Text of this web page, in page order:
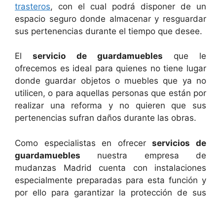
trasteros, con el cual podrá disponer de un
espacio seguro donde almacenar y resguardar
sus pertenencias durante el tiempo que desee.
Elservicio de guardamuebles que le
ofrecemos es ideal para quienes no tiene lugar
donde guardar objetos o muebles que ya no
utilicen, o para aquellas personas que están por
realizar una reforma y no quieren que sus
pertenencias sufran daños durante las obras.
Como especialistas en ofrecerservicios de
guardamuebles nuestra empresa de
mudanzas Madrid cuenta con instalaciones
especialmente preparadas para esta función y
por ello para garantizar la protección de sus